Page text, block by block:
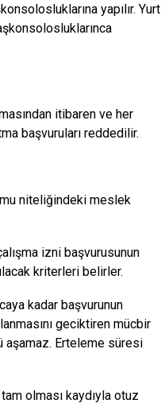
yapılır. Yurt
itibaren ve her
başvuruları reddedilir.
niteliğindeki meslek
izni başvurusunun
kriterleri belirler.
kadar başvurunun
geciktiren mücbir
aşamaz. Erteleme süresi
olması kaydıyla otuz